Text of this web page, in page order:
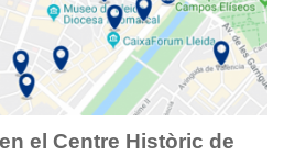
el Centre Històric de